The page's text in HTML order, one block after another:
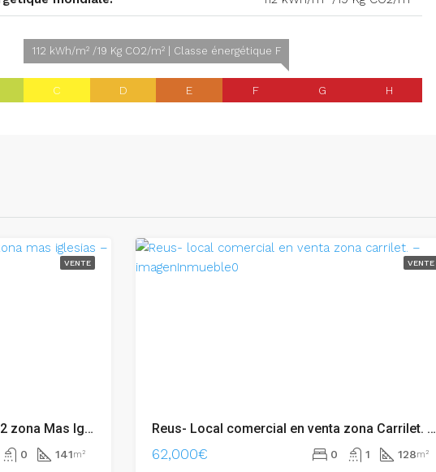
C D E
112 kWh/m² /19 Kg CO2/m² | Classe énergétique F
F G H
VENTE
Reus -Local comercial de 141 m2 zona Mas Iglesias – 002.06141
0 141m²
VENTE
Reus- Local comercial en venta zona Carrilet. – 002.06269
62,000€ 0 1 128m²